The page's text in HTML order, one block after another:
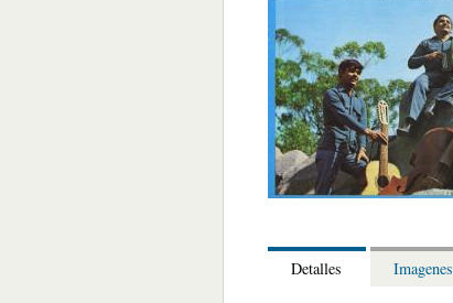
Detalles Imagenes